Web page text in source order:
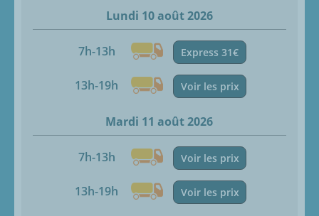
Lundi 10 août 2026
7h-13h Express 31€
13h-19h Voir les prix
Mardi 11 août 2026
7h-13h Voir les prix
13h-19h Voir les prix